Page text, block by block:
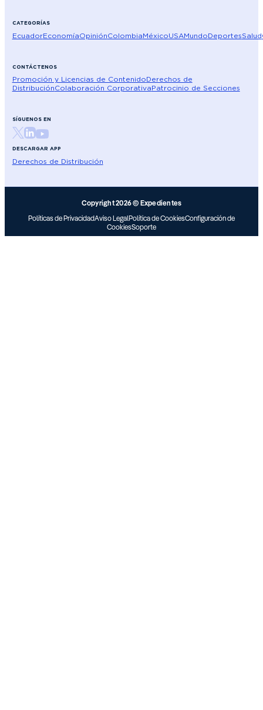
CATEGORÍAS
EcuadorEconomíaOpiniónColombiaMéxicoUSAMundoDeportesSalud
CONTÁCTENOS
Promoción y Licencias de ContenidoDerechos de
DistribuciónColaboración CorporativaPatrocinio de Secciones
SÍGUENOS EN
DESCARGAR APP
Derechos de Distribución
Copyright 2026 © Expedientes
Políticas de PrivacidadAviso LegalPolítica de CookiesConfiguración de
CookiesSoporte